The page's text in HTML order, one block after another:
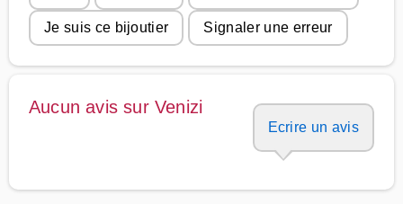
Je suis ce bijoutier Signaler une erreur
Aucun avis sur Venizi
Ecrire un avis